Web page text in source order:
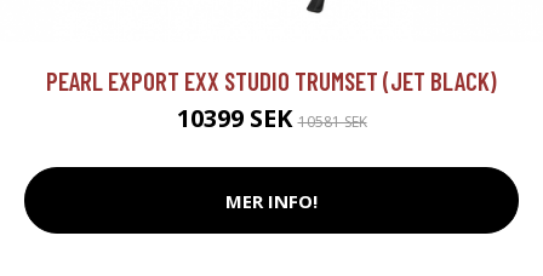
PEARL EXPORT EXX STUDIO TRUMSET (JET BLACK)
10399 SEK10581 SEK
MER INFO!